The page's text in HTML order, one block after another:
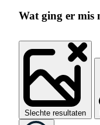
Wat ging er mis
Slechte resultaten